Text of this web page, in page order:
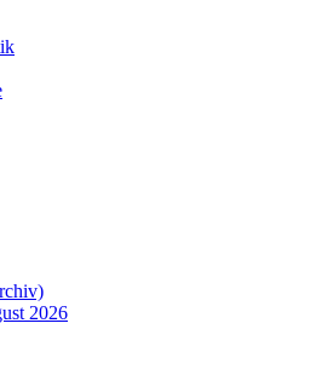
2026